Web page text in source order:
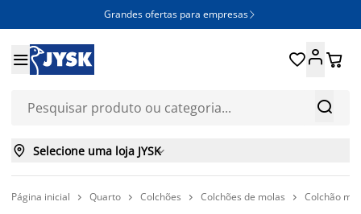
Grandes ofertas para empresas 


 
 Selecione uma loja JYSK
Página inicial  Quarto  Colchões  Colchões de molas  Colchão